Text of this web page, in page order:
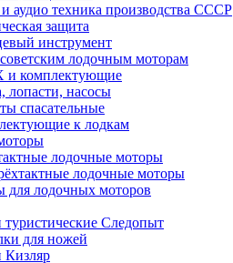
аудио техника производства СССР
защита
инструмент
лодочным моторам
комплектующие
лопасти, насосы
спасательные
к лодкам
лодочные моторы
лодочные моторы
для лодочных моторов
Следопыт
для ножей